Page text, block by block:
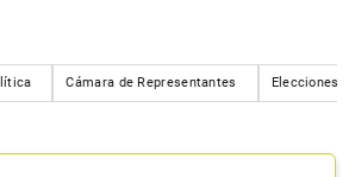
Cámara de Representantes Elecciones